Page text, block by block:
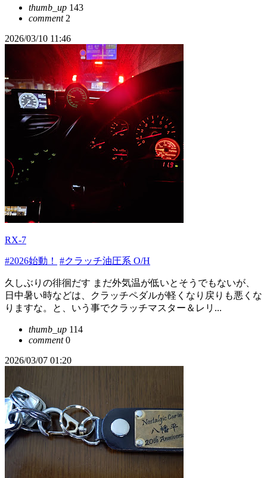
thumb_up 143
comment2
2026/03/10 11:46
RX-7
#2026始動！ #クラッチ油圧系 O/H
久しぶりの徘徊だす まだ外気温が低いとそうでもないが、
日中暑い時などは、クラッチペダルが軽くなり戻りも悪くな
りますな。と、いう事でクラッチマスター＆レリ...
thumb_up 114
comment0
2026/03/07 01:20